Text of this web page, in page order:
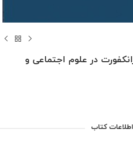
در علوم اجتماعی و
اطلاعات کتاب